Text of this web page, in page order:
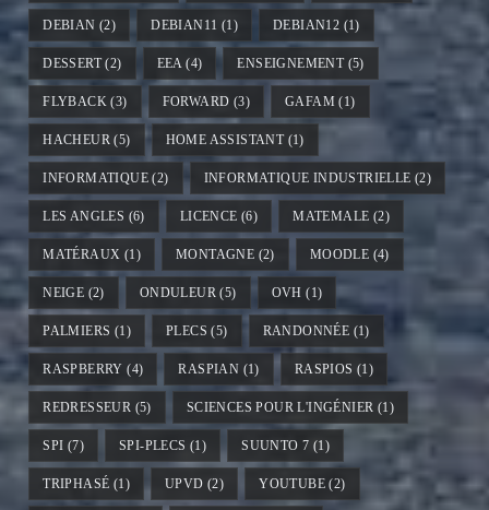
DEBIAN (2) DEBIAN11 (1) DEBIAN12 (1)
DESSERT(2) EEA(4) ENSEIGNEMENT(5)
FLYBACK (3) FORWARD (3) GAFAM (1)
HACHEUR (5) HOME ASSISTANT(1)
INFORMATIQUE (2) INFORMATIQUE INDUSTRIELLE (2)
LES ANGLES (6) LICENCE (6) MATEMALE (2)
MATÉRAUX (1) MONTAGNE (2) MOODLE (4)
NEIGE (2) ONDULEUR (5) OVH (1)
PALMIERS (1) PLECS (5) RANDONNÉE (1)
RASPBERRY (4) RASPIAN (1) RASPIOS (1)
REDRESSEUR (5) SCIENCES POUR L'INGÉNIER (1)
SPI (7) SPI-PLECS (1) SUUNTO 7 (1)
TRIPHASÉ (1) UPVD (2) YOUTUBE (2)